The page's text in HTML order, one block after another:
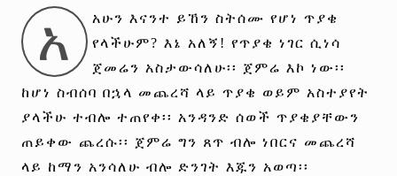
አ
አሁን እናንተ ይኸን ስትሰሙ የሆነ ጥያቄ
የላችሁም? እኔ አለኝ! የጥያቄ ነገር ሲነሳ
ጀመሬን አስታውሳለሁ፡፡ ጀምሬ እኮ ነው፡፡
ከሆነ ስብሰባ በኋላ መጨረሻ ላይ ጥያቄ ወይም አስተያየት
ያላችሁ ተብሎ ተጠየቀ፡፡ አንዳንድ ሰወች ጥያቄያቸውን
ጠይቀው ጨረሱ፡፡ ጀምሬ ግን ጸጥ ብሎ ነበርና መጨረሻ
ላይ ከማን አንሳለሁ ብሎ ድንገት እጁን አወጣ፡፡